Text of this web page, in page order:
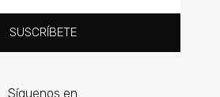
SUSCRÍBETE
Síguenos en